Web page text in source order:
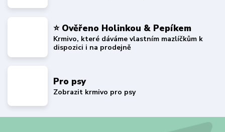
⭐ Ověřeno Holinkou & Pepíkem
Krmivo, které dáváme vlastním mazlíčkům k
dispozici i na prodejně
Pro psy
Zobrazit krmivo pro psy